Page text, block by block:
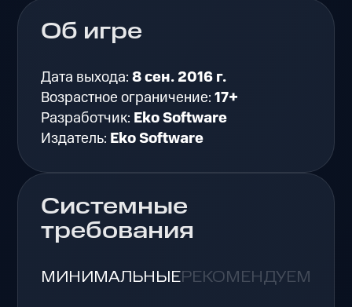
Об игре
Дата выхода:8 сен. 2016 г.
Возрастное ограничение:17+
Разработчик: Eko Software
Издатель: Eko Software
Системные
требования
МИНИМАЛЬНЫЕРЕКОМЕНДУЕМЫЕ